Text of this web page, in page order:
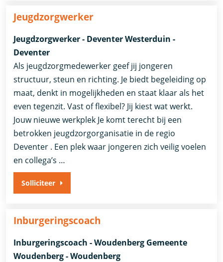
Jeugdzorgwerker
Jeugdzorgwerker - Deventer Westerduin -
Deventer
Als jeugdzorgmedewerker geef jij jongeren
structuur, steun en richting. Je biedt begeleiding op
maat, denkt in mogelijkheden en staat klaar als het
even tegenzit. Vast of flexibel? Jij kiest wat werkt.
Jouw nieuwe werkplek Je komt terecht bij een
betrokken jeugdzorgorganisatie in de regio
Deventer . Een plek waar jongeren zich veilig voelen
en collega’s …
Solliciteer
Inburgeringscoach
Inburgeringscoach - Woudenberg Gemeente
Woudenberg - Woudenberg